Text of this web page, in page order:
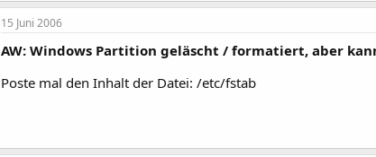
15 Juni 2006
AW: Windows Partition geläscht / formatiert, aber
Poste mal den Inhalt der Datei: /etc/fstab